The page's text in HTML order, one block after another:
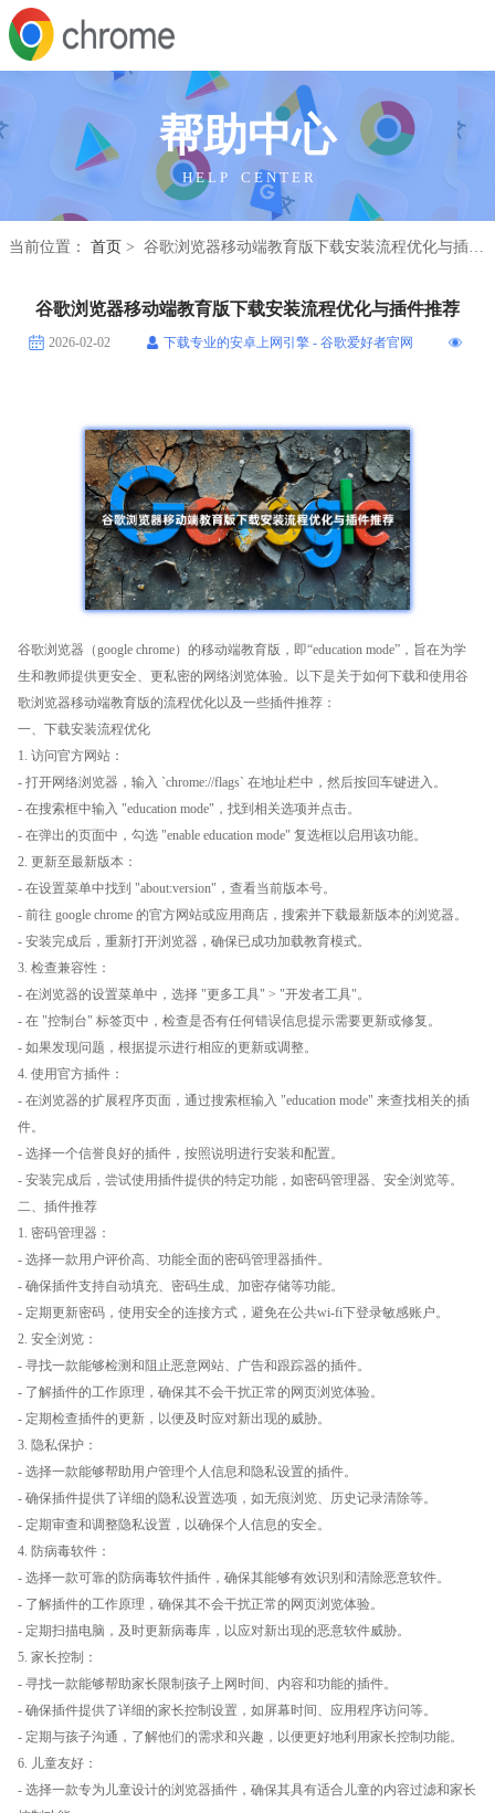
帮助中心
H E L P C E N T E R
当前位置： 首页 > 谷歌浏览器移动端教育版下载安装流程优化与插件推荐
谷歌浏览器移动端教育版下载安装流程优化与插件推荐
2026-02-02 下载专业的安卓上网引擎 - 谷歌爱好者官网
谷歌浏览器（google chrome）的移动端教育版，即“education mode”，旨在为学
生和教师提供更安全、更私密的网络浏览体验。以下是关于如何下载和使用谷
歌浏览器移动端教育版的流程优化以及一些插件推荐：
一、下载安装流程优化
1. 访问官方网站：
- 打开网络浏览器，输入 `chrome://flags` 在地址栏中，然后按回车键进入。
- 在搜索框中输入 "education mode"，找到相关选项并点击。
- 在弹出的页面中，勾选 "enable education mode" 复选框以启用该功能。
2. 更新至最新版本：
- 在设置菜单中找到 "about:version"，查看当前版本号。
- 前往 google chrome 的官方网站或应用商店，搜索并下载最新版本的浏览器。
- 安装完成后，重新打开浏览器，确保已成功加载教育模式。
3. 检查兼容性：
- 在浏览器的设置菜单中，选择 "更多工具" > "开发者工具"。
- 在 "控制台" 标签页中，检查是否有任何错误信息提示需要更新或修复。
- 如果发现问题，根据提示进行相应的更新或调整。
4. 使用官方插件：
- 在浏览器的扩展程序页面，通过搜索框输入 "education mode" 来查找相关的插
件。
- 选择一个信誉良好的插件，按照说明进行安装和配置。
- 安装完成后，尝试使用插件提供的特定功能，如密码管理器、安全浏览等。
二、插件推荐
1. 密码管理器：
- 选择一款用户评价高、功能全面的密码管理器插件。
- 确保插件支持自动填充、密码生成、加密存储等功能。
- 定期更新密码，使用安全的连接方式，避免在公共wi-fi下登录敏感账户。
2. 安全浏览：
- 寻找一款能够检测和阻止恶意网站、广告和跟踪器的插件。
- 了解插件的工作原理，确保其不会干扰正常的网页浏览体验。
- 定期检查插件的更新，以便及时应对新出现的威胁。
3. 隐私保护：
- 选择一款能够帮助用户管理个人信息和隐私设置的插件。
- 确保插件提供了详细的隐私设置选项，如无痕浏览、历史记录清除等。
- 定期审查和调整隐私设置，以确保个人信息的安全。
4. 防病毒软件：
- 选择一款可靠的防病毒软件插件，确保其能够有效识别和清除恶意软件。
- 了解插件的工作原理，确保其不会干扰正常的网页浏览体验。
- 定期扫描电脑，及时更新病毒库，以应对新出现的恶意软件威胁。
5. 家长控制：
- 寻找一款能够帮助家长限制孩子上网时间、内容和功能的插件。
- 确保插件提供了详细的家长控制设置，如屏幕时间、应用程序访问等。
- 定期与孩子沟通，了解他们的需求和兴趣，以便更好地利用家长控制功能。
6. 儿童友好：
- 选择一款专为儿童设计的浏览器插件，确保其具有适合儿童的内容过滤和家长